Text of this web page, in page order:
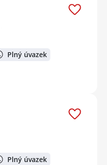
Plný úvazek
Plný úvazek